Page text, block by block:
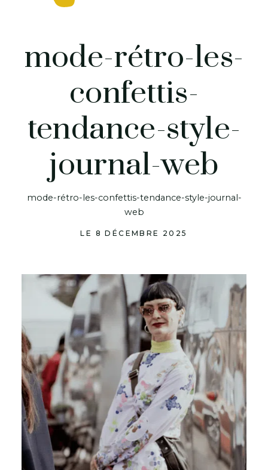
mode-rétro-les-
confettis-
tendance-style-
journal-web
mode-rétro-les-confettis-tendance-style-journal-
web
LE 8 DÉCEMBRE 2025